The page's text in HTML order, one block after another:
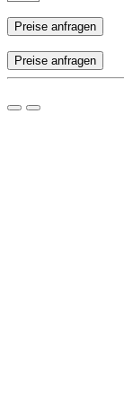
Preise anfragen
Preise anfragen